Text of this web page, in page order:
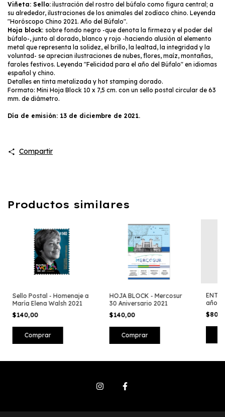
Viñeta: Sello: ilustración del rostro del búfalo como figura central; a
su alrededor, ilustraciones de los animales del zodíaco chino. Leyenda
"Horóscopo Chino 2021. Año del Búfalo".
Hoja block: sobre fondo negro -que denota la firmeza y el poder del
búfalo-, junto al dorado, blanco y rojo -haciendo alusión al elemento
metal que representa la solidez, el brillo, la lealtad, la integridad y la
voluntad- se aprecian ilustraciones de nubes, flores, maíz, montañas,
faroles festivos. Leyenda "Felicidad para el año del Búfalo" en idiomas
español y chino.
Detalles en tinta metalizada y hot stamping dorado.
Formato: Mini Hoja Block 10 x 7,5 cm. con un sello postal circular de 63
mm. de diámetro.
Día de emisión: 13 de diciembre de 2021.
Compartir
Productos similares
Sello Postal - Homenaje a
María Elena Walsh 2021
$140,00
HOJA BLOCK - Mercosur
30 Aniversario 2021
$140,00
años